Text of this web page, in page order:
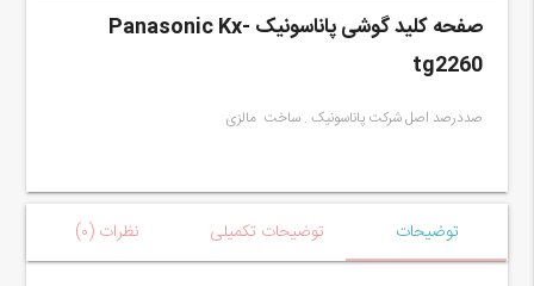
صفحه کلید گوشی پاناسونیک Panasonic Kx-
tg2260
صددرصد اصل شرکت پاناسونیک . ساخت مالزی
توضیحات توضیحات تکمیلی نظرات (۰)